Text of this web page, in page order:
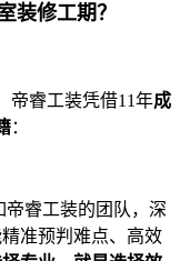
装修工期？
帝睿工装凭借11年成
：
帝睿工装的团队，深
准预判难点、高效